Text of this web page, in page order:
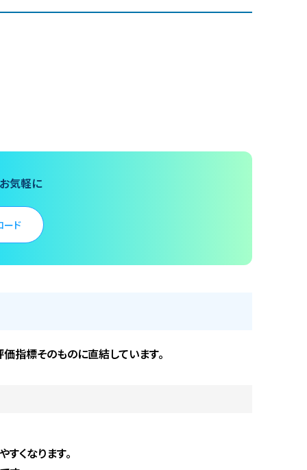
気軽に
ード
指標そのものに直結しています。
くなります。